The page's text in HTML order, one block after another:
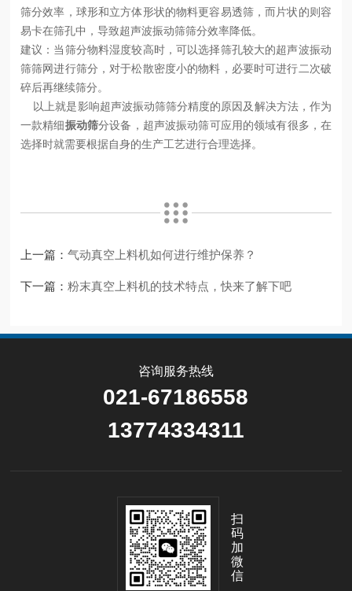
筛分效率，球形和立方体形状的物料更容易透筛，而片状的则容
易卡在筛孔中，导致超声波振动筛筛分效率降低。
建议：当筛分物料湿度较高时，可以选择筛孔较大的超声波振动
筛筛网进行筛分，对于松散密度小的物料，必要时可进行二次破
碎后再继续筛分。
以上就是影响超声波振动筛筛分精度的原因及解决方法，作为
一款精细振动筛分设备，超声波振动筛可应用的领域有很多，在
选择时就需要根据自身的生产工艺进行合理选择。
上一篇：气动真空上料机如何进行维护保养？
下一篇：粉末真空上料机的技术特点，快来了解下吧
咨询服务热线
021-67186558
13774334311
扫
码
加
微
信